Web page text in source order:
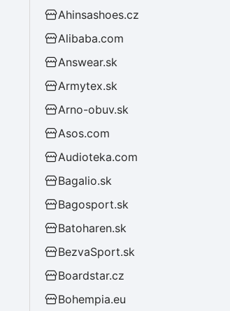
Ahinsashoes.cz
Alibaba.com
Answear.sk
Armytex.sk
Arno-obuv.sk
Asos.com
Audioteka.com
Bagalio.sk
Bagosport.sk
Batoharen.sk
BezvaSport.sk
Boardstar.cz
Bohempia.eu